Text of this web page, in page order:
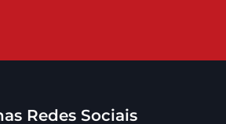
Redes Sociais